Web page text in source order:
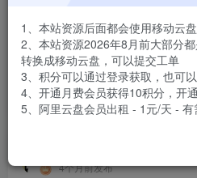
免费
安装包大小
游戏本体大小
4个月前发布
1、本站资源后面都会使用移动云盘
2、本站资源2026年8月前大部分
转换成移动云盘，可以提交工单
3、积分可以通过登录获取，也可
4、开通月费会员获得10积分，开
5、阿里云盘会员出租 - 1元/天 -